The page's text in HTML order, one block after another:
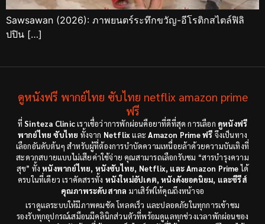
Sawsawan (2026): ภาพยนตร์ระทึกขวัญ-อีโรติกสไตล์ฟิลิ
ปปิน […]
ดูหนังฟรี พากย์ไทย ซับไทย netflix amazon prime
ฟรี
ที่Sinteza Clinicเราเชื่อว่าการพักผ่อนคือยาที่ดีที่สุด การเลือก ดูหนังฟรี
พากย์ไทย ซับไทย ทั้งจาก NetflixและAmazon Prime ฟรี จึงเป็นทาง
เลือกอันดับต้นๆ สำหรับผู้ที่ต้องการบำบัดความเหนื่อยล้าด้วยความบันเทิงที่
สะดวกสบายแบบไม่เสียค่าใช้จ่าย คุณสามารถเลือกรับชม “สารบำรุงความ
สุข” ทั้งหนังพากย์ไทย, หนังซับไทย, Netflix, และ Amazon Primeได้
ครบในที่เดียว เราคัดสรรทั้ง หนังใหม่อัปเดต, หนังดังยอดนิยม, และซีรีส์
คุณภาพระดับสากล มาเสิร์ฟให้คุณถึงหน้าจอ
เราดูแลระบบให้มีภาพคมชัด โหลดเร็ว และปลอดภัยในทุกการเข้าชม
รองรับทุกอุปกรณ์เสมือนมีคลินิกส่วนตัวที่พร้อมดูแลทุกช่วงเวลาพักผ่อนของ